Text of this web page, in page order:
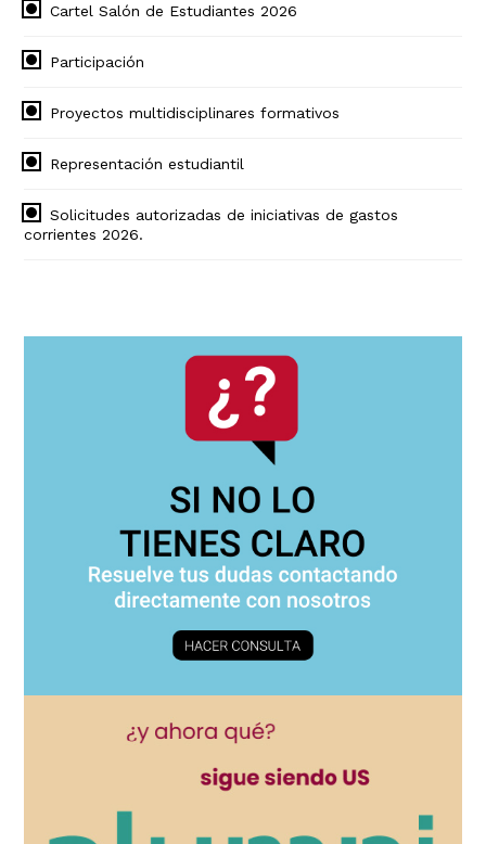
Cartel Salón de Estudiantes 2026
Participación
Proyectos multidisciplinares formativos
Representación estudiantil
Solicitudes autorizadas de iniciativas de gastos
corrientes 2026.